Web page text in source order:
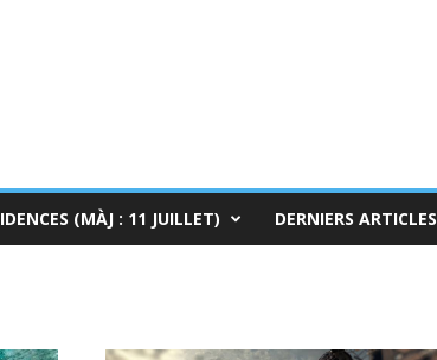
(MÀJ : 11 JUILLET) DERNIERS ARTICLES